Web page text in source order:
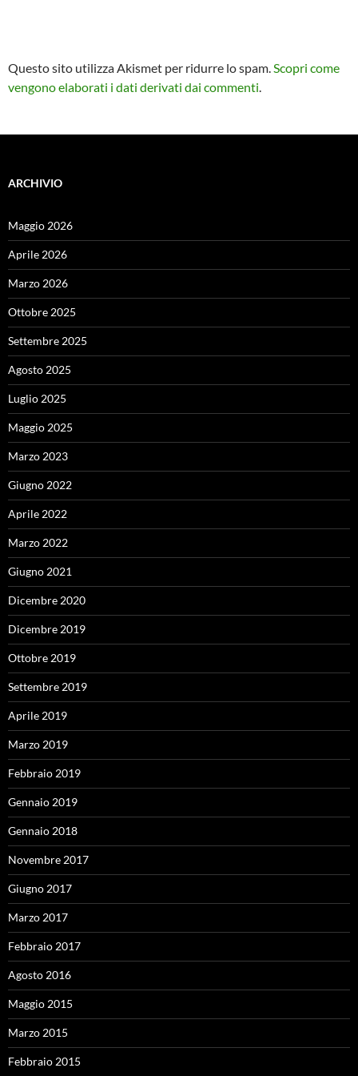
Questo sito utilizza Akismet per ridurre lo spam.Scopri come
vengono elaborati i dati derivati dai commenti.
ARCHIVIO
Maggio 2026
Aprile 2026
Marzo 2026
Ottobre 2025
Settembre 2025
Agosto 2025
Luglio 2025
Maggio 2025
Marzo 2023
Giugno 2022
Aprile 2022
Marzo 2022
Giugno 2021
Dicembre 2020
Dicembre 2019
Ottobre 2019
Settembre 2019
Aprile 2019
Marzo 2019
Febbraio 2019
Gennaio 2019
Gennaio 2018
Novembre 2017
Giugno 2017
Marzo 2017
Febbraio 2017
Agosto 2016
Maggio 2015
Marzo 2015
Febbraio 2015